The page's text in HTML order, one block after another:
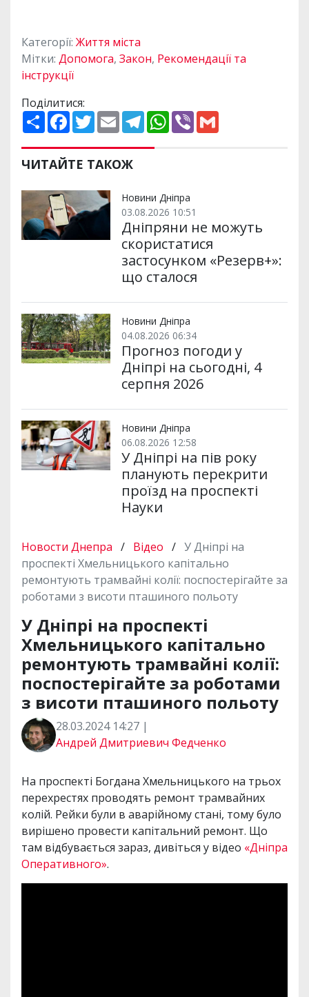
Категорії: Життя міста
Мітки: Допомога, Закон, Рекомендації та
інструкції
Поділитися:
П
о
и
р
и
и
F
a
e
b
o
k
T
w
t
t
e
E
m
i
l
T
e
e
m
W
h
p
V
ЧИТАЙТЕ ТАКОЖ
Новини Дніпра
03.08.2026 10:51
Дніпряни не можуть
скористатися
застосунком «Резерв+»:
що сталося
Новини Дніпра
04.08.2026 06:34
Прогноз погоди у
Дніпрі на сьогодні, 4
серпня 2026
Новини Дніпра
06.08.2026 12:58
У Дніпрі на пів року
планують перекрити
проїзд на проспекті
Науки
Новости Днепра / Відео / У Дніпрі на
проспекті Хмельницького капітально
ремонтують трамвайні колії: поспостерігайте за
роботами з висоти пташиного польоту
У Дніпрі на проспекті
Хмельницького капітально
ремонтують трамвайні колії:
поспостерігайте за роботами
з висоти пташиного польоту
28.03.2024 14:27 |
Андрей Дмитриевич Федченко
На проспекті Богдана Хмельницького на трьох
перехрестях проводять ремонт трамвайних
колій. Рейки були в аварійному стані, тому було
вирішено провести капітальний ремонт. Що
там відбувається зараз, дивіться у відео «Дніпра
Оперативного».